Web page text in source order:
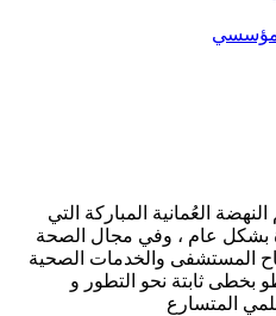
العُمانية المباركة التي
بشكل عام ، وفي مجال الصحة
المستشفى والخدمات الصحية
بخطى ثابتة نحو التطور و
المتسارع